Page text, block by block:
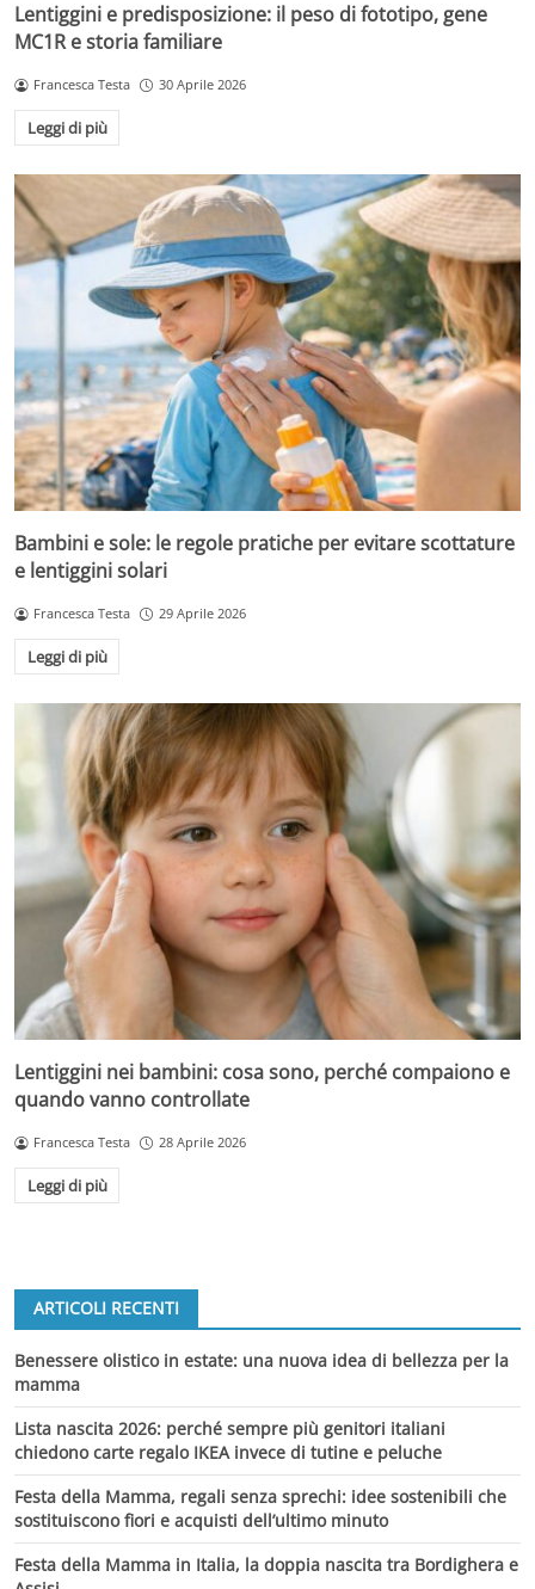
Lentiggini e predisposizione: il peso di fototipo, gene
MC1R e storia familiare
Francesca Testa 30 Aprile 2026
Leggi di più
Bambini e sole: le regole pratiche per evitare scottature
e lentiggini solari
Francesca Testa 29 Aprile 2026
Leggi di più
Lentiggini nei bambini: cosa sono, perché compaiono e
quando vanno controllate
Francesca Testa 28 Aprile 2026
Leggi di più
ARTICOLI RECENTI
Benessere olistico in estate: una nuova idea di bellezza per la
mamma
Lista nascita 2026: perché sempre più genitori italiani
chiedono carte regalo IKEA invece di tutine e peluche
Festa della Mamma, regali senza sprechi: idee sostenibili che
sostituiscono fiori e acquisti dell’ultimo minuto
Festa della Mamma in Italia, la doppia nascita tra Bordighera e